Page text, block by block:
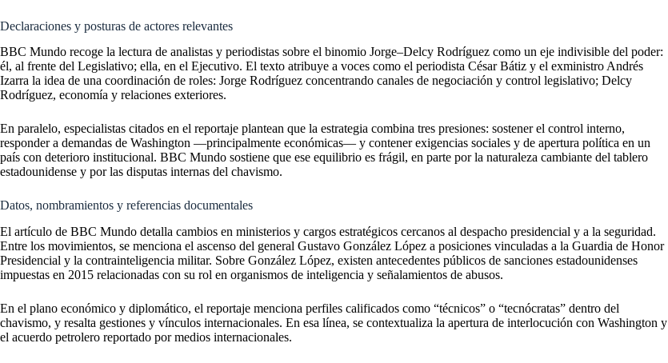
Declaraciones y posturas de actores relevantes
BBC Mundo recoge la lectura de analistas y periodistas sobre el binomio Jorge–Delcy Rodríguez como un eje indivisible del poder:
él, al frente del Legislativo; ella, en el Ejecutivo. El texto atribuye a voces como el periodista César Bátiz y el exministro Andrés
Izarra la idea de una coordinación de roles: Jorge Rodríguez concentrando canales de negociación y control legislativo; Delcy
Rodríguez, economía y relaciones exteriores.
En paralelo, especialistas citados en el reportaje plantean que la estrategia combina tres presiones: sostener el control interno,
responder a demandas de Washington —principalmente económicas— y contener exigencias sociales y de apertura política en un
país con deterioro institucional. BBC Mundo sostiene que ese equilibrio es frágil, en parte por la naturaleza cambiante del tablero
estadounidense y por las disputas internas del chavismo.
Datos, nombramientos y referencias documentales
El artículo de BBC Mundo detalla cambios en ministerios y cargos estratégicos cercanos al despacho presidencial y a la seguridad.
Entre los movimientos, se menciona el ascenso del general Gustavo González López a posiciones vinculadas a la Guardia de Honor
Presidencial y la contrainteligencia militar. Sobre González López, existen antecedentes públicos de sanciones estadounidenses
impuestas en 2015 relacionadas con su rol en organismos de inteligencia y señalamientos de abusos.
En el plano económico y diplomático, el reportaje menciona perfiles calificados como “técnicos” o “tecnócratas” dentro del
chavismo, y resalta gestiones y vínculos internacionales. En esa línea, se contextualiza la apertura de interlocución con Washington y
el acuerdo petrolero reportado por medios internacionales.